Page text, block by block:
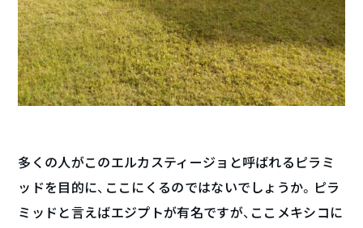
多くの人がこのエルカスティージョと呼ばれるピラミ
ッドを目的に、ここにくるのではないでしょうか。ピラ
ミッドと言えばエジプトが有名ですが、ここメキシコに